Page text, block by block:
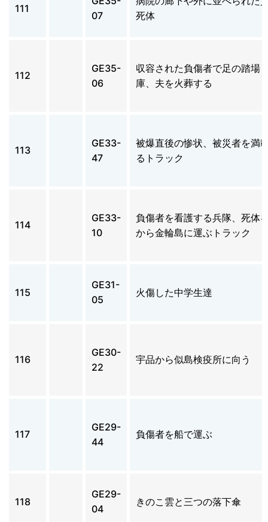
111
07
死体
112
GE35-
06
収容された負傷者で足の踏場
庫、夫を火葬する
113
GE33-
47
被爆直後の惨状、被災者を満
るトラック
114
GE33-
10
負傷者を看護する兵隊、死体
から金輪島に運ぶトラック
115
GE31-
05
火傷した中学生達
116
GE30-
22
宇品から似島検疫所に向う
117
GE29-
44
負傷者を船で運ぶ
118
GE29-
04
きのこ雲と三つの落下傘